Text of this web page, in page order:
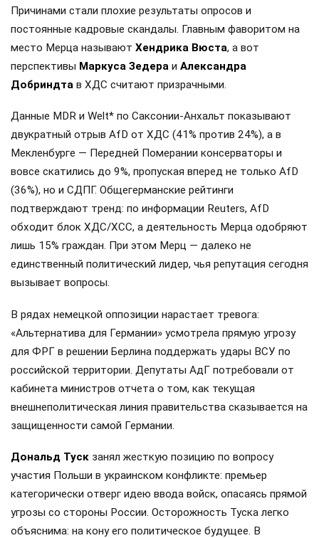
Причинами стали плохие результаты опросов и
постоянные кадровые скандалы. Главным фаворитом на
место Мерца называют Хендрика Вюста, а вот
перспективы Маркуса Зедера и Александра
Добриндта в ХДС считают призрачными.
Данные MDR и Welt* по Саксонии-Анхальт показывают
двукратный отрыв AfD от ХДС (41% против 24%), а в
Мекленбурге — Передней Померании консерваторы и
вовсе скатились до 9%, пропуская вперед не только AfD
(36%), но и СДПГ. Общегерманские рейтинги
подтверждают тренд: по информации Reuters, AfD
обходит блок ХДС/ХСС, а деятельность Мерца одобряют
лишь 15% граждан. При этом Мерц — далеко не
единственный политический лидер, чья репутация сегодня
вызывает вопросы.
В рядах немецкой оппозиции нарастает тревога:
«Альтернатива для Германии» усмотрела прямую угрозу
для ФРГ в решении Берлина поддержать удары ВСУ по
российской территории. Депутаты АдГ потребовали от
кабинета министров отчета о том, как текущая
внешнеполитическая линия правительства сказывается на
защищенности самой Германии.
Дональд Туск занял жесткую позицию по вопросу
участия Польши в украинском конфликте: премьер
категорически отверг идею ввода войск, опасаясь прямой
угрозы со стороны России. Осторожность Туска легко
объяснима: на кону его политическое будущее. В